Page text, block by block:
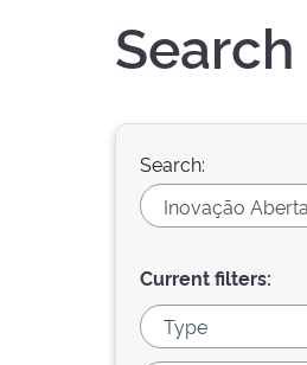
Search
Search:
Current filters: